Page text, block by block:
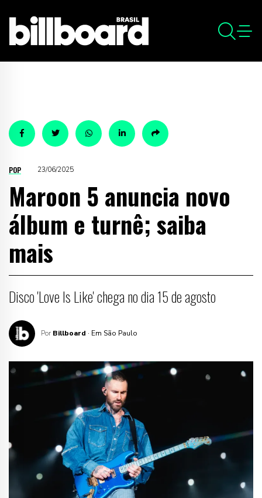
POP 23/06/2025
Maroon 5 anuncia novo
álbum e turnê; saiba
mais
Disco 'Love Is Like' chega no dia 15 de agosto
Por Billboard · Em São Paulo